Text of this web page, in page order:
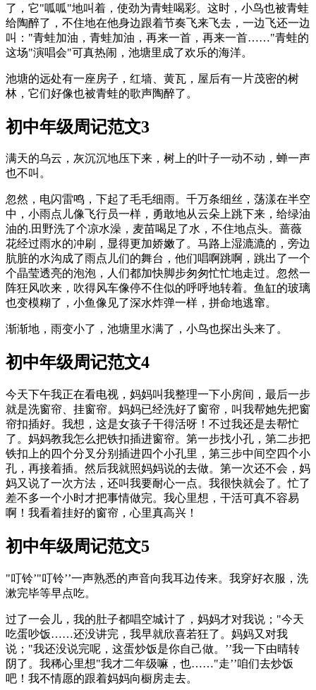
了，它"呱呱"地叫着，使劲为青蛙喝彩。这时，小鸟也被青蛙
给陶醉了，不住地在他身边跟着节奏飞来飞去，一边飞还一边
叫："青蛙加油，青蛙加油，再来一首，再来一首……"青蛙的
这场"演唱会"可真热闹，池塘里成了欢乐的海洋。
池塘的远处有一座房子，红墙、黄瓦，屋后有一片茂密的树
林，它们好像也被青蛙的歌声陶醉了。
初中年级周记范文3
满天的乌云，灰沉沉地压下来，树上的叶子一动不动，蝉一声
也不叫。
忽然，电闪雷鸣，下起了毛毛细雨。千万条细丝，荡漾在半空
中，小雨点儿像飞行员一样，勇敢地从云朵上跳下来，给绿油
油的.田野洗了个凉水澡，麦苗喝足了水，不住地点头。蔷薇
花经过雨水的冲刷，显得更加娇嫩了。马路上湿漉漉的，旁边
肮脏的水沟成了雨点儿们的舞台，他们唱啊跳啊，跳出了一个
个晶莹透亮的泡泡，人们都加快脚步匆匆忙忙地走过。忽然一
阵狂风吹来，吹得风车像停不住似的呼呼地转着。鱼缸的玻璃
也变模糊了，小鱼像见了深水炸弹一样，拼命地逃窜。
渐渐地，雨变小了，池塘里水满了，小鸟也探出头来了。
初中年级周记范文4
今天下午我正在看电视，妈妈叫我整理一下小房间，最后一步
就是洗窗帘、挂窗帘。妈妈已经洗好了窗帘，叫我帮她先把窗
帘扣插好。我想，这是女孩子干得活呀！不过我还是去帮忙
了。妈妈教我怎么把铁扣插进窗帘。第一步找小孔，第二步把
铁扣上的四个分叉分别插进四个小孔里，第三步中间空四个小
孔，再接着插。然后我就照妈妈说的去做。第一次还不会，妈
妈又说了一次方法，还叫我要耐心一点。我很快就会了。忙了
差不多一个小时才把事情做完。我心里想，干活可真不容易
啊！我看着挂好的窗帘，心里真高兴！
初中年级周记范文5
"叮铃’"叮铃’’一声熟悉的声音向我耳边传来。我穿好衣服，洗
漱完毕等早点吃。
过了一会儿，我的肚子都唱空城计了，妈妈才对我说；"今天
吃蛋吵饭……还没讲完，我早就欣喜若狂了。妈妈又对我
说；"我还没说完呢，这蛋炒饭是你自己做。’’我一下由晴转
阴了。我稀心里想"我才二年级嘛，也……"走’’咱们去炒饭
吧！我不情愿的跟着妈妈向橱房走去。